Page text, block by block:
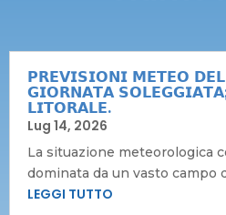
𝗣𝗥𝗘𝗩𝗜𝗦𝗜𝗢𝗡𝗜 𝗠𝗘𝗧𝗘𝗢
𝗚𝗜𝗢𝗥𝗡𝗔𝗧𝗔
𝗟𝗜𝗧𝗢𝗥𝗔𝗟𝗘.
Lug 14, 2026
La situazione meteorologica
dominata da un vasto campo
LEGGI TUTTO